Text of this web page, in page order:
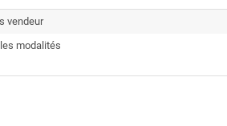
vendeur
modalités